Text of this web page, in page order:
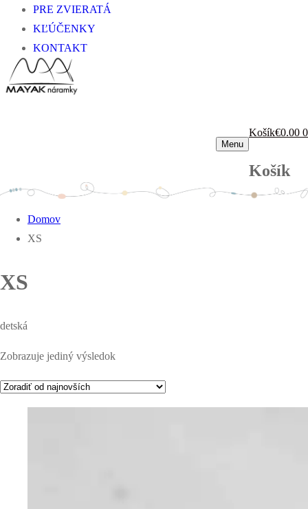
PRE ZVIERATÁ
KĽÚČENKY
KONTAKT
Menu
Košík€0.00 0
Košík
Domov
XS
XS
detská
Zobrazuje jediný výsledok